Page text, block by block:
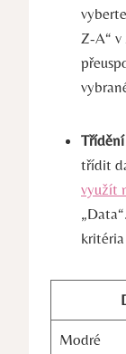
Z-A“ v
třídit
využít
Modré